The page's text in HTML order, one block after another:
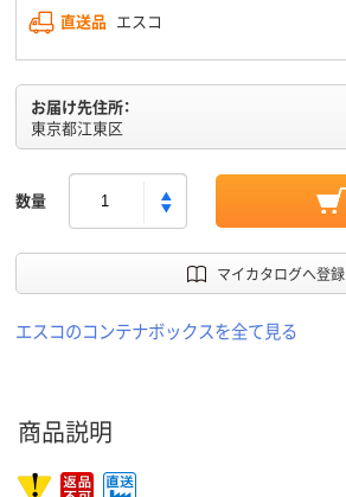
直送品 エスコ
お届け先住所：
東京都江東区
数量
マイカタログへ登録
エスコのコンテナボックスを全て見る
商品説明